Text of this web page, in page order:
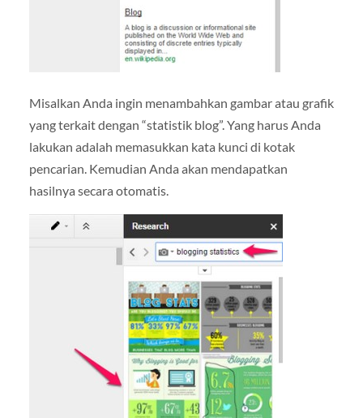
Misalkan Anda ingin menambahkan gambar atau grafik
yang terkait dengan “statistik blog”. Yang harus Anda
lakukan adalah memasukkan kata kunci di kotak
pencarian. Kemudian Anda akan mendapatkan
hasilnya secara otomatis.